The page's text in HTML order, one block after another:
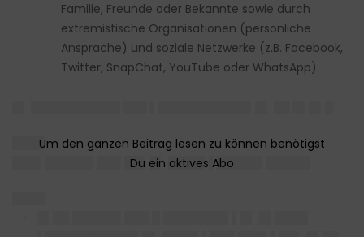
Familie, Freunde oder Bekannte sowie durch
extremistische Organisationen (persönliche
Ansprache) und soziale Netzwerke (z.B. Facebook,
Twitter, SnapChat, YouTube oder WhatsApp)
████
███▌██████ ███ ██▌█▌ ████▌▌█████▌█████▌